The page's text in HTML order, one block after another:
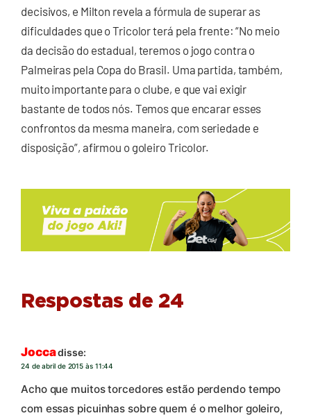
decisivos, e Milton revela a fórmula de superar as
dificuldades que o Tricolor terá pela frente: “No meio
da decisão do estadual, teremos o jogo contra o
Palmeiras pela Copa do Brasil. Uma partida, também,
muito importante para o clube, e que vai exigir
bastante de todos nós. Temos que encarar esses
confrontos da mesma maneira, com seriedade e
disposição”, afirmou o goleiro Tricolor.
Respostas de 24
Joccadisse:
24 de abril de 2015 às 11:44
Acho que muitos torcedores estão perdendo tempo
com essas picuinhas sobre quem é o melhor goleiro,